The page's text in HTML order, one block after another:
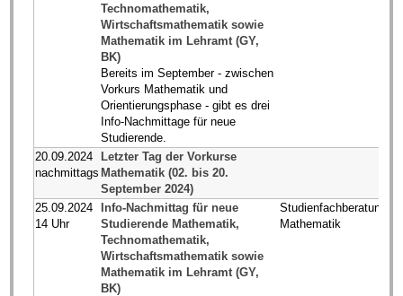
Technomathematik,
Wirtschaftsmathematik sowie
Mathematik im Lehramt (GY,
BK)
Bereits im September - zwischen
Vorkurs Mathematik und
Orientierungsphase - gibt es drei
Info-Nachmittage für neue
Studierende.
20.09.2024
nachmittags
Letzter Tag der Vorkurse
Mathematik (02. bis 20.
September 2024)
25.09.2024
14 Uhr
Info-Nachmittag für neue
Studierende Mathematik,
Technomathematik,
Wirtschaftsmathematik sowie
Mathematik im Lehramt (GY,
BK)
Studienfachberatung
Mathematik